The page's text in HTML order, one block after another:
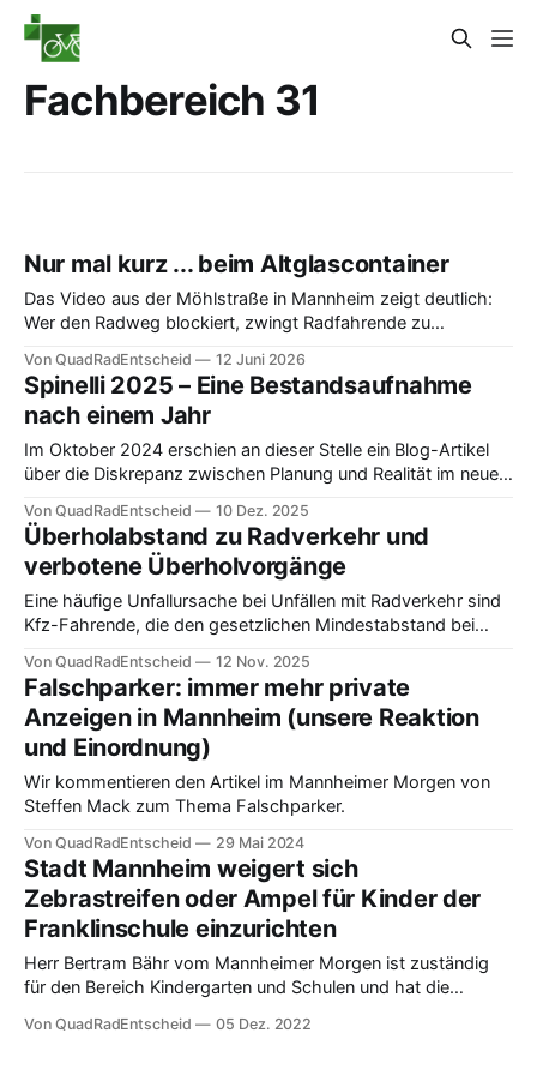
Fachbereich 31
Nur mal kurz ... beim Altglascontainer
Das Video aus der Möhlstraße in Mannheim zeigt deutlich:
Wer den Radweg blockiert, zwingt Radfahrende zu
Von QuadRadEntscheid 12 Juni 2026
Spinelli 2025 – Eine Bestandsaufnahme
nach einem Jahr
Im Oktober 2024 erschien an dieser Stelle ein Blog-Artikel
über die Diskrepanz zwischen Planung und Realität im neuen
Wie ging es weiter im "autoarm" geplanten neuen
Stadtviertel? Auf die Frage, ob sich etwas verändert hat,
lässt sich nur antworten:
Von QuadRadEntscheid 10 Dez. 2025
Überholabstand zu Radverkehr und
verbotene Überholvorgänge
Eine häufige Unfallursache bei Unfällen mit Radverkehr sind
Kfz-Fahrende, die den gesetzlichen Mindestabstand bei
Verkehrszeichen 277.1 wäre eine wichtige Ergänzung.
Von QuadRadEntscheid 12 Nov. 2025
Falschparker: immer mehr private
Anzeigen in Mannheim (unsere Reaktion
und Einordnung)
Wir kommentieren den Artikel im Mannheimer Morgen von
Steffen Mack zum Thema Falschparker.
Von QuadRadEntscheid 29 Mai 2024
Stadt Mannheim weigert sich
Zebrastreifen oder Ampel für Kinder der
Franklinschule einzurichten
Herr Bertram Bähr vom Mannheimer Morgen ist zuständig
für den Bereich Kindergarten und Schulen und hat die
Von QuadRadEntscheid 05 Dez. 2022